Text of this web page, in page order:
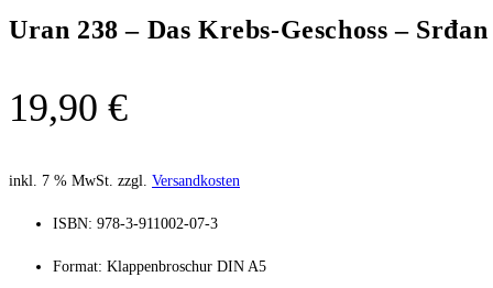
Uran 238 – Das Krebs-Geschoss –
19,90 €
inkl. 7 % MwSt. zzgl. Versandkosten
ISBN: 978-3-911002-07-3
Format: Klappenbroschur DIN A5